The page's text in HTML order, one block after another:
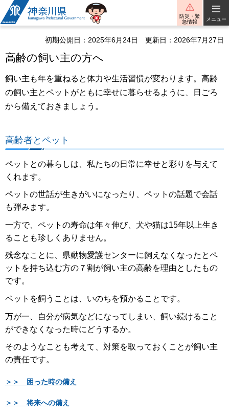
神奈川県
防災・緊
急情報
メニュー
初期公開日：2025年6月24日 更新日：2026年7月27日
高齢の飼い主の方へ
飼い主も年を重ねると体力や生活習慣が変わります。高齢
の飼い主とペットがともに幸せに暮らせるように、日ごろ
から備えておきましょう。
高齢者とペット
ペットとの暮らしは、私たちの日常に幸せと彩りを与えて
くれます。
ペットの世話が生きがいになったり、ペットの話題で会話
も弾みます。
一方で、ペットの寿命は年々伸び、犬や猫は15年以上生き
ることも珍しくありません。
残念なことに、県動物愛護センターに飼えなくなったとペ
ットを持ち込む方の７割が飼い主の高齢を理由としたもの
です。
ペットを飼うことは、いのちを預かることです。
万が一、自分が病気などになってしまい、飼い続けること
ができなくなった時にどうするか。
そのようなことも考えて、対策を取っておくことが飼い主
の責任です。
＞＞ 困った時の備え
＞＞ 将来への備え